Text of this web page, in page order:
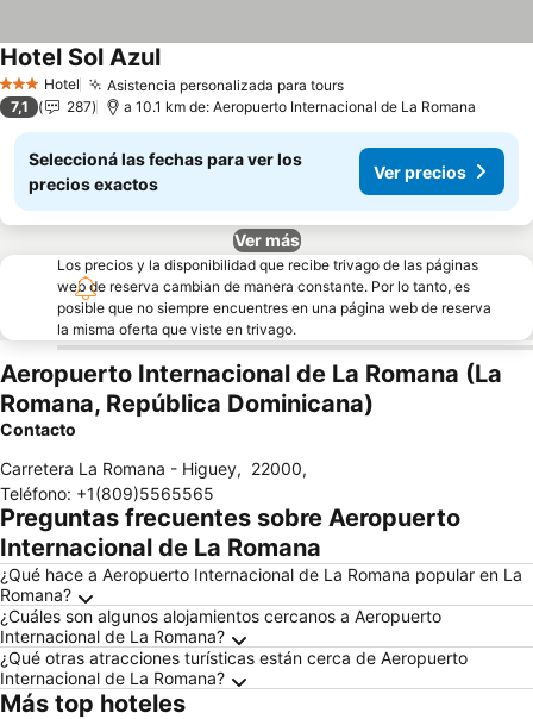
3 Estrellas
Hotel Asistencia personalizada para tours
Hotel Sol Azul
7,1 287 a 10.1 km de: Aeropuerto Internacional de La Romana
Seleccioná las fechas para ver los
precios exactos
Ver precios
Ver más
Los precios y la disponibilidad que recibe trivago de las páginas
web de reserva cambian de manera constante. Por lo tanto, es
posible que no siempre encuentres en una página web de reserva
la misma oferta que viste en trivago.
Aeropuerto Internacional de La Romana (La
Romana, República Dominicana)
Contacto
Carretera La Romana - Higuey, 22000,
Teléfono: +1(809)5565565
Preguntas frecuentes sobre Aeropuerto
Internacional de La Romana
¿Qué hace a Aeropuerto Internacional de La Romana popular en La
Romana?
¿Cuáles son algunos alojamientos cercanos a Aeropuerto
Internacional de La Romana?
¿Qué otras atracciones turísticas están cerca de Aeropuerto
Internacional de La Romana?
Más top hoteles